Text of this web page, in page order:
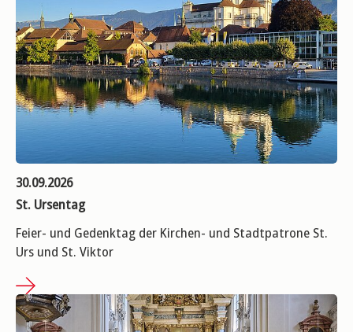
30.09.2026
St. Ursentag
Feier- und Gedenktag der Kirchen- und Stadtpatrone St.
Urs und St. Viktor